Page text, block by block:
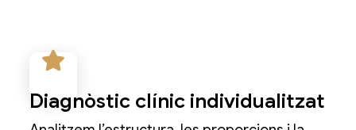
Diagnòstic clínic individualitzat